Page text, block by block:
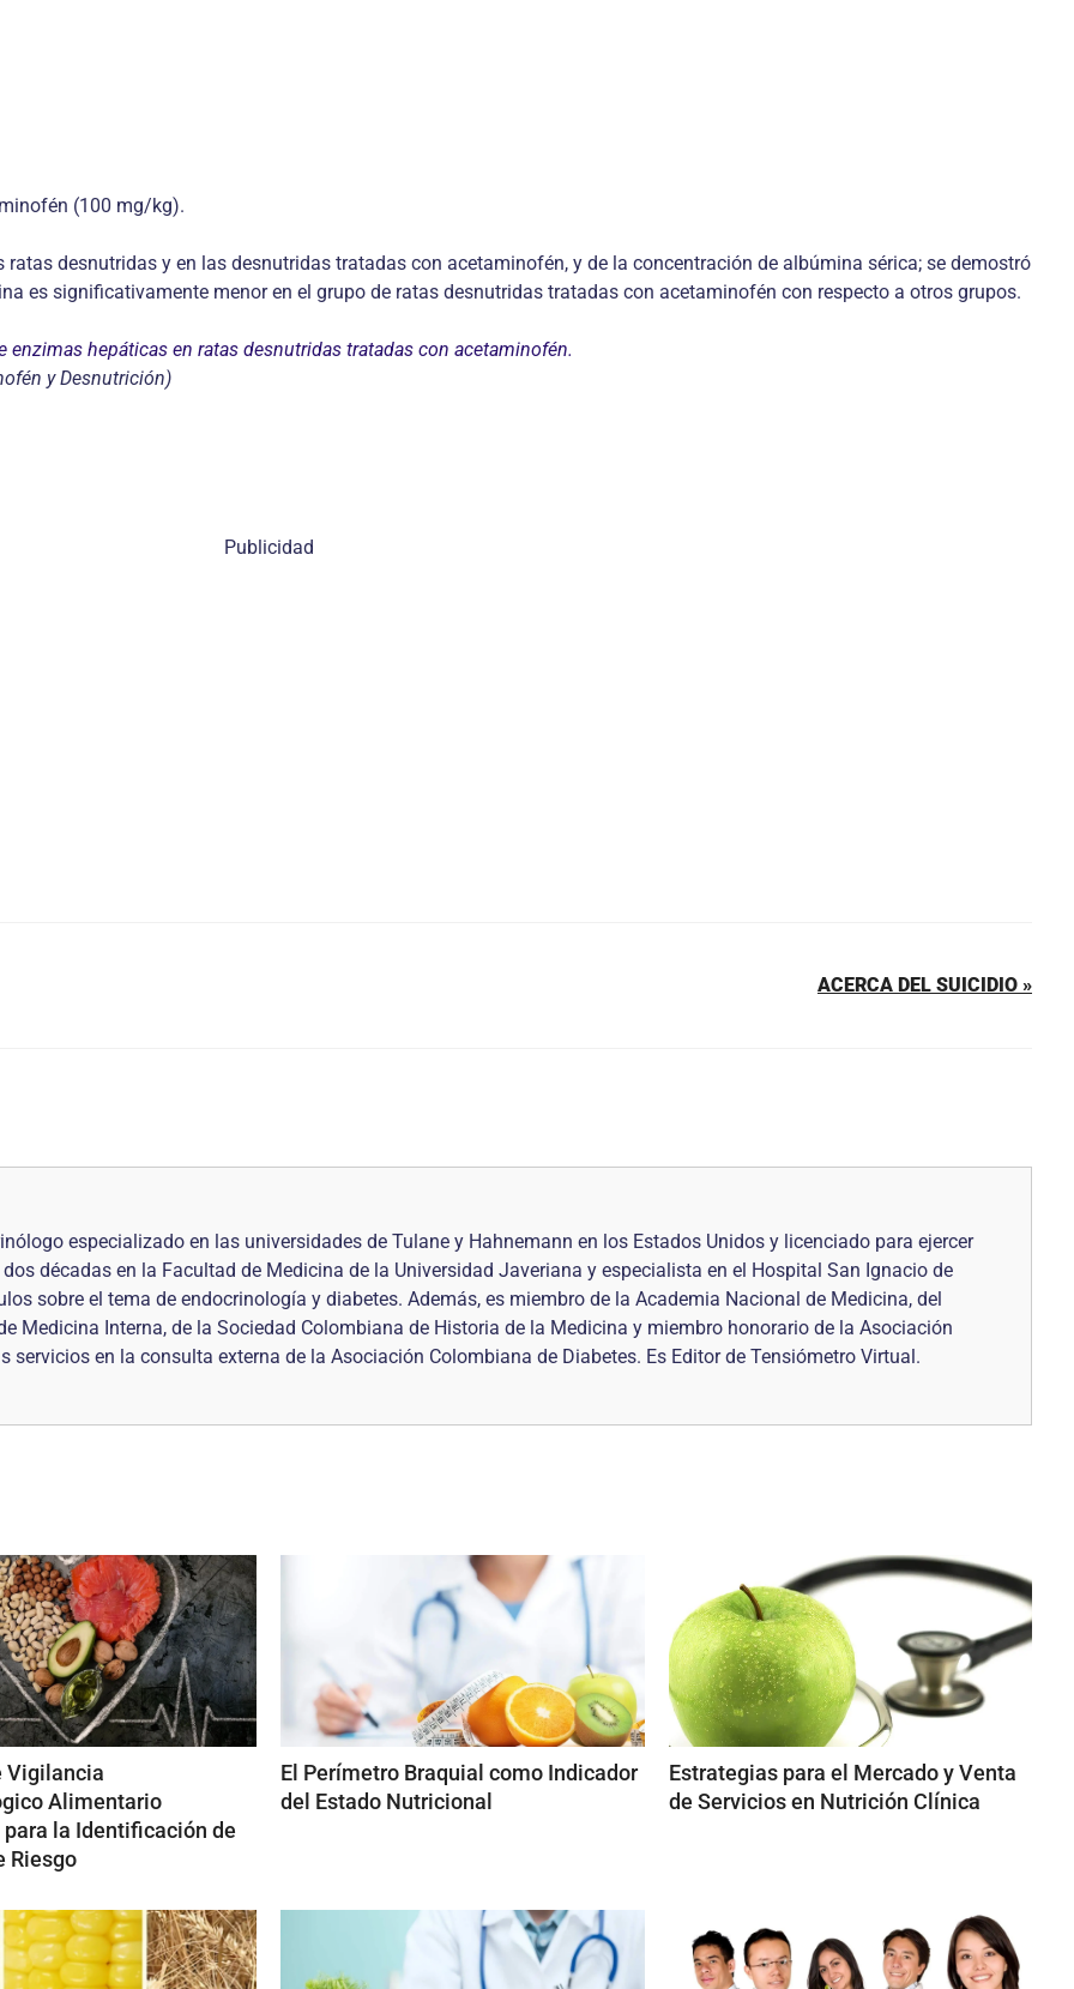
(100 mg/kg).
desnutridas y en las desnutridas tratadas con acetaminofén, y de la concentración de albúmina sérica; se demostró
es significativamente menor en el grupo de ratas desnutridas tratadas con acetaminofén con respecto a otros grupos.
enzimas hepáticas en ratas desnutridas tratadas con acetaminofén.
y Desnutrición)
Publicidad
ACERCA DEL SUICIDIO »
especializado en las universidades de Tulane y Hahnemann en los Estados Unidos y licenciado para ejercer
décadas en la Facultad de Medicina de la Universidad Javeriana y especialista en el Hospital San Ignacio de
sobre el tema de endocrinología y diabetes. Además, es miembro de la Academia Nacional de Medicina, del
Medicina Interna, de la Sociedad Colombiana de Historia de la Medicina y miembro honorario de la Asociación
en la consulta externa de la Asociación Colombiana de Diabetes. Es Editor de Tensiómetro Virtual.
Vigilancia
Alimentario
la Identificación de
Riesgo
El Perímetro Braquial como Indicador
del Estado Nutricional
Estrategias para el Mercado y Venta
de Servicios en Nutrición Clínica